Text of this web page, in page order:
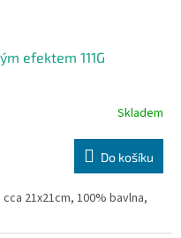
efektem 111G
Skladem
Do košíku
21x21cm, 100% bavlna,